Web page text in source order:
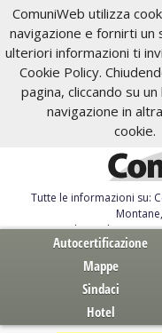
ComuniWeb utilizza
navigazione e fornirti
ulteriori informazioni ti
Cookie Policy.
pagina, cliccando su
navigazione in
cookie.
Tutte le informazioni su:
Servizi al Cittadino.
Autocertificazione
Mappe
Sindaci
Hotel